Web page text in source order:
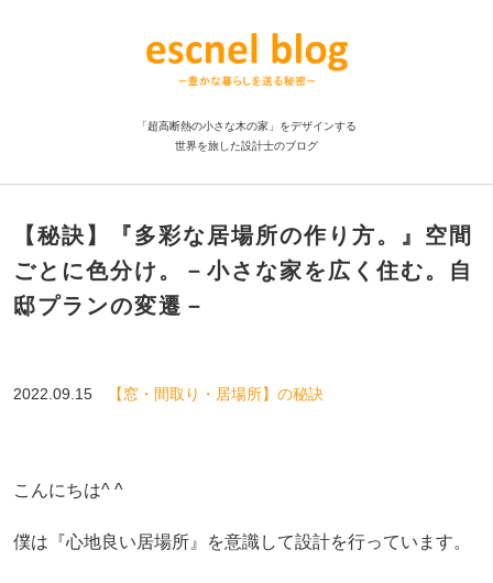
「超高断熱の小さな木の家」をデザインする
世界を旅した設計士のブログ
【秘訣】『多彩な居場所の作り方。』空間
ごとに色分け。－小さな家を広く住む。自
邸プランの変遷－
2022.09.15 【窓・間取り・居場所】の秘訣
こんにちは^ ^
僕は『心地良い居場所』を意識して設計を行っています。